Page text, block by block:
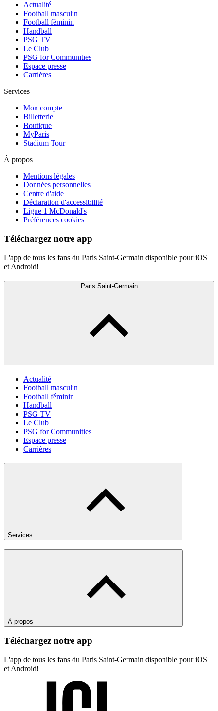
Actualité
Football masculin
Football féminin
Handball
PSG TV
Le Club
PSG for Communities
Espace presse
Carrières
Services
Mon compte
Billetterie
Boutique
MyParis
Stadium Tour
À propos
Mentions légales
Données personnelles
Centre d'aide
Déclaration d'accessibilité
Ligue 1 McDonald's
Préférences cookies
Téléchargez notre app
L'app de tous les fans du Paris Saint-Germain disponible pour iOS
et Android!
Paris Saint-Germain
Actualité
Football masculin
Football féminin
Handball
PSG TV
Le Club
PSG for Communities
Espace presse
Carrières
Services
À propos
Téléchargez notre app
L'app de tous les fans du Paris Saint-Germain disponible pour iOS
et Android!